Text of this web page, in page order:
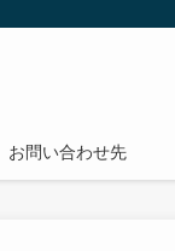
勉強法とノウハウ
お問い合わせ先